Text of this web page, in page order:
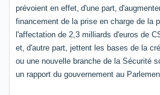
prévoient en effet, d'une part,
financement de la prise en charge de la
l'affectation de 2,3 milliards d'euros de
et, d'autre part, jettent les bases de la
ou une nouvelle branche de la Sécurité
un rapport du gouvernement au